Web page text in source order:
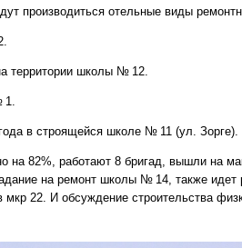
отельные виды
территории школы № 12.
1.
в строящейся школе № 11 (ул. Зорге).
на 82%, работают 8 бригад, вышли на
на ремонт школы № 14, также идет
мкр 22. И обсуждение строительства